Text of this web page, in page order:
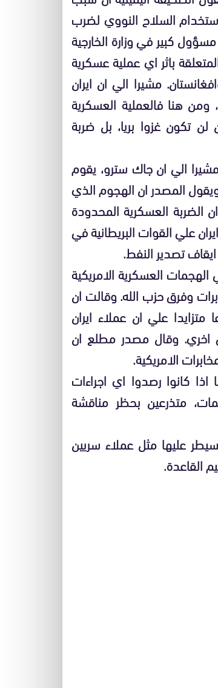
السلاح النووي لضرب
كبير في وزارة الخارجية
باثر اي عملية عسكرية
مشيرا الي ان ايران
ومن هنا فالعملية العسكرية
تكون غزوا بريا، بل ضربة
الي ان جاك سترو، يقوم
نفس الاصوات التي اصدرها قبل غزو العراق عام 2003 . ويقول المصدر ان الهجوم الذي
المفاعل النووي العراقي عام 1981 اثبت ان الضربة العسكرية المحدودة
علي القوات البريطانية في
تصدير النفط.
العسكرية الامريكية
وفرق حزب الله. وقالت ان
علي ان عملاء ايران
اخري. وقال مصدر مطلع ان
الامريكية.
كانوا رصدوا اي اجراءات
متذرعين بحظر مناقشة
عليها مثل عملاء سريين
القاعدة.